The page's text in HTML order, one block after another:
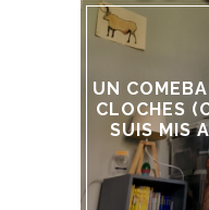
UN
CLOCHES
SUIS MIS